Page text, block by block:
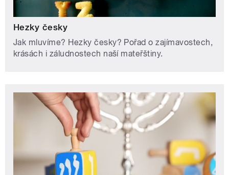
Hezky česky
Jak mluvíme? Hezky česky? Pořad o zajímavostech,
krásách i záludnostech naší mateřštiny.